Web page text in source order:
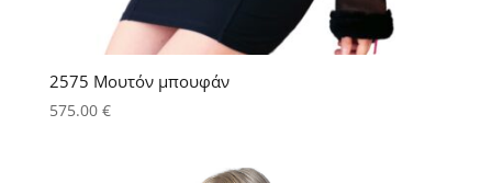
2575 Μουτόν μπουφάν
575.00 €